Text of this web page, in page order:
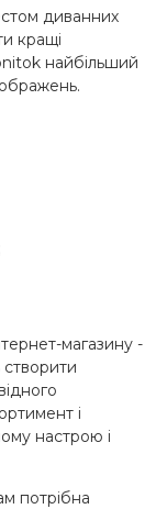
диванних
кращі
найбільший
магазину -
і
настрою і
потрібна